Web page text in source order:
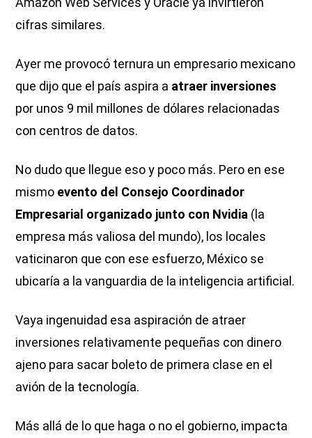
cifras similares.
Ayer me provocó ternura un empresario mexicano
que dijo que el país aspira a atraer inversiones
por unos 9 mil millones de dólares relacionadas
con centros de datos.
No dudo que llegue eso y poco más. Pero en ese
mismo evento del Consejo Coordinador
Empresarial organizado junto con Nvidia (la
empresa más valiosa del mundo), los locales
vaticinaron que con ese esfuerzo, México se
ubicaría a la vanguardia de la inteligencia artificial.
Vaya ingenuidad esa aspiración de atraer
inversiones relativamente pequeñas con dinero
ajeno para sacar boleto de primera clase en el
avión de la tecnología.
Más allá de lo que haga o no el gobierno, impacta